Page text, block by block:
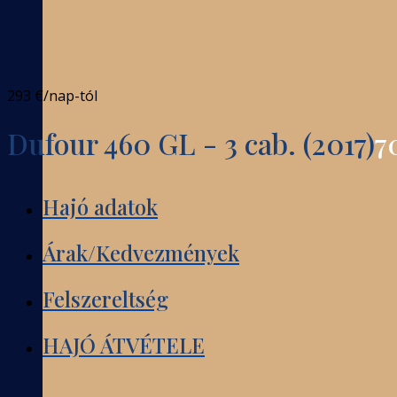
293 €/nap-tól
Dufour 460 GL - 3 cab. (2017)
Hajó adatok
Árak/Kedvezmények
Felszereltség
HAJÓ ÁTVÉTELE